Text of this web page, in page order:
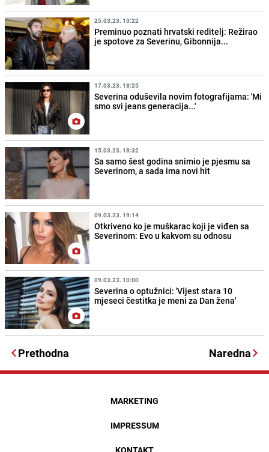
25.03.23. 13:22
Preminuo poznati hrvatski reditelj: Režirao
je spotove za Severinu, Gibonnija...
17.03.23. 18:25
Severina oduševila novim fotografijama: 'Mi
smo svi jeans generacija...'
15.03.23. 18:32
Sa samo šest godina snimio je pjesmu sa
Severinom, a sada ima novi hit
09.03.23. 19:14
Otkriveno ko je muškarac koji je viđen sa
Severinom: Evo u kakvom su odnosu
09.03.23. 10:00
Severina o optužnici: 'Vijest stara 10
mjeseci čestitka je meni za Dan žena'
Prethodna Naredna
MARKETING
IMPRESSUM